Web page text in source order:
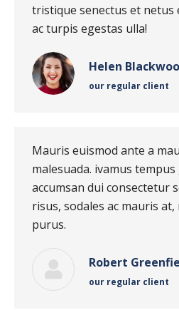
tristique senectus et netus
ac turpis egestas ulla!
Helen
our regular client
Mauris euismod ante a
malesuada. ivamus
accumsan dui consectetur
risus, sodales ac mauris
purus.
Robert
our regular client